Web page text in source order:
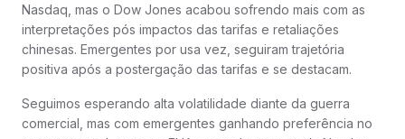
Nasdaq, mas o Dow Jones acabou sofrendo mais com as
interpretações pós impactos das tarifas e retaliações
chinesas. Emergentes por usa vez, seguiram trajetória
positiva após a postergação das tarifas e se destacam.
Seguimos esperando alta volatilidade diante da guerra
comercial, mas com emergentes ganhando preferência no